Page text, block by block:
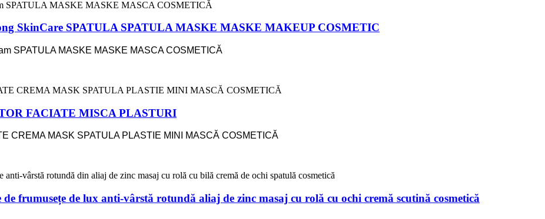
SkinCare SPATULA SPATULA MASKE MASKE MAKEUP COSMETIC
SPATULA MASKE MASKE MASCA COSMETICĂ
FACIATE MISCA PLASTURI
CREMA MASK SPATULA PLASTIE MINI MASCĂ COSMETICĂ
frumusețe de lux anti-vârstă rotundă aliaj de zinc masaj cu rolă cu ochi cremă scutină cosmetică